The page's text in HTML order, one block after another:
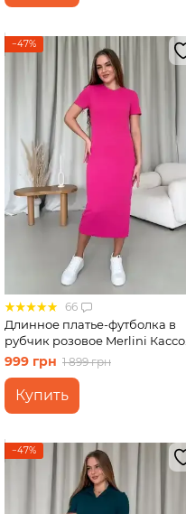
−47%
66
Длинное платье-футболка в
рубчик розовое Merlini Кассо
700000128 размер 42-44 (S-M)
999 грн 1 899 грн
Купить
−47%